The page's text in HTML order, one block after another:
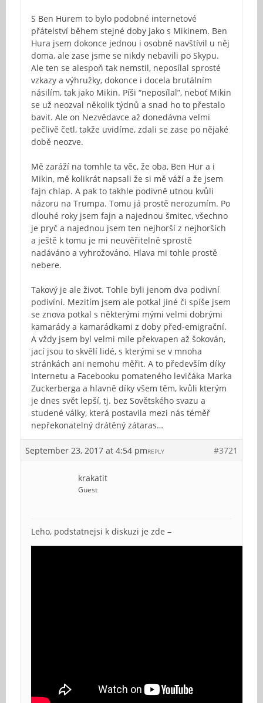
S Ben Hurem to bylo podobné internetové
přátelství během stejné doby jako s Mikinem. Ben
Hura jsem dokonce jednou i osobně navštívil u něj
doma, ale zase jsme se nikdy nebavili po Skypu.
Ale ten se alespoň tak nemstil, neposílal sprosté
vzkazy a výhružky, dokonce i docela brutálním
násilím, tak jako Mikin. Píši “neposílal”, neboť Mikin
se už neozval několik týdnů a snad ho to přestalo
bavit. Ale on Nezvědavce až donedávna velmi
pečlivě četl, takže uvidíme, zdali se zase po nějaké
době neozve.
Mě zaráží na tomhle ta věc, že oba, Ben Hur a i
Mikin, mě kolikrát napsali že si mě váží a že jsem
fajn chlap. A pak to takhle podivně utnou kvůli
názoru na Trumpa. Tomu já prostě nerozumím. Po
dlouhé roky jsem fajn a najednou šmitec, všechno
je pryč a najednou jsem ten nejhorší z nejhorších
a ještě k tomu je mi neuvěřitelně sprostě
nadáváno a vyhrožováno. Hlava mi tohle prostě
nebere.
Takový je ale život. Tohle byli jenom dva podivní
podivíni. Mezitím jsem ale potkal jiné či spíše jsem
se znova potkal s některými mými velmi dobrými
kamarády a kamarádkami z doby před-emigrační.
A vždy jsem byl velmi mile překvapen až šokován,
jací jsou to skvělí lidé, s kterými se v mnoha
stránkách ani nemohu měřit. A to především díky
Internetu a Facebooku pomateného levičáka Marka
Zuckerberga a hlavně díky všem těm, kvůli kterým
je dnes svět lepší, tj. bez Sovětského svazu a
studené války, která postavila mezi nás téměř
nepřekonatelný drátěný zátaras…
September 23, 2017 at 4:54 pm #3721
REPLY
krakatit
Guest
Leho, podstatnejsi k diskuzi je zde –